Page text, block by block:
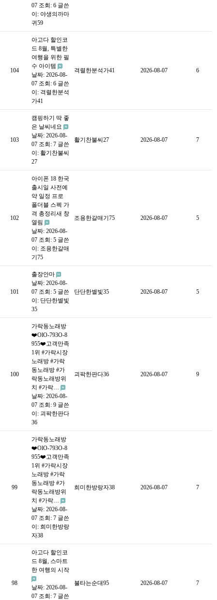
07 조회: 6 글쓴
이: 야생의까마
귀59
104
아고다 할인코
드 8월, 특별한
여행을 위한 필
수 아이템
날짜: 2026-08-
07 조회: 6 글쓴
이: 격렬한분석
가41
격렬한분석가41 2026-08-07 6
103
캠핑하기 딱 좋
은 날씨네요
날짜: 2026-08-
07 조회: 7 글쓴
이: 활기찬불씨
27
활기찬불씨27 2026-08-07 7
102
아이폰 18 한국
출시일 사전예
약 일정 프로
폴더블 스펙 가
격 총정리새 창
열림
날짜: 2026-08-
07 조회: 5 글쓴
이: 조용한갈매
기75
조용한갈매기75 2026-08-07 5
101
출장안마
날짜: 2026-08-
07 조회: 5 글쓴
이: 단단한별빛
35
단단한별빛35 2026-08-07 5
100
가락동노래방
❤️OlO-793O-8
955❤️고객만족
1위 #가락시장
노래방 #가락
동노래방 #가
락동노래방위
치 #가락…
날짜: 2026-08-
07 조회: 9 글쓴
이: 괴팍한판다
36
괴팍한판다36 2026-08-07 9
99
가락동노래방
❤️OlO-793O-8
955❤️고객만족
1위 #가락시장
노래방 #가락
동노래방 #가
락동노래방위
치 #가락…
날짜: 2026-08-
07 조회: 7 글쓴
이: 희미한방랑
자38
희미한방랑자38 2026-08-07 7
98
아고다 할인코
드 8월, 스마트
한 여행의 시작
날짜: 2026-08-
07 조회: 7 글쓴
불타는순대95 2026-08-07 7